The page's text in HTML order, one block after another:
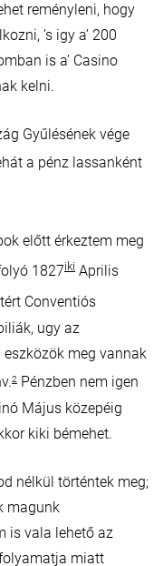
reményleni, hogy
’s igy a’ 200
is a’ Casino
kelni.
Gyűlésének vége
a pénz lassanként
előtt érkeztem meg
1827iki Aprilis
Conventiós
ugy az
meg vannak
2 Pénzben nem igen
Május közepéig
kiki bémehet.
nélkül történtek meg;
magunk
is vala lehető az
miatt